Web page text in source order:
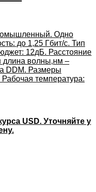
Одно
до 1,25 Гбит/c. Тип
12дБ. Расстояние
длина волны,нм –
DDM. Размеры
температура:
USD. Уточняйте у